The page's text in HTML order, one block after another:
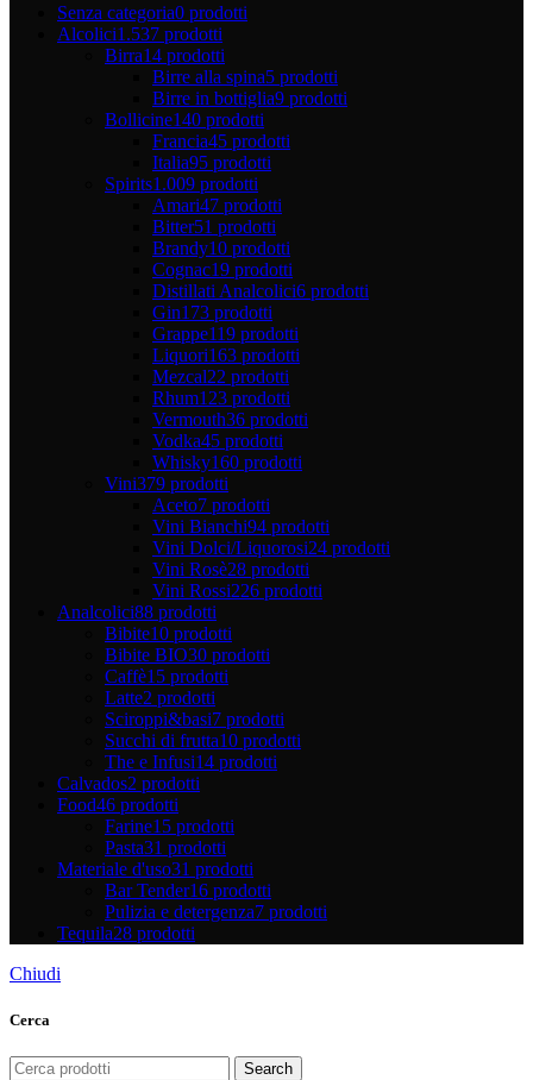
Senza categoria0 prodotti
Alcolici1.537 prodotti
Birra14 prodotti
Birre alla spina5 prodotti
Birre in bottiglia9 prodotti
Bollicine140 prodotti
Francia45 prodotti
Italia95 prodotti
Spirits1.009 prodotti
Amari47 prodotti
Bitter51 prodotti
Brandy10 prodotti
Cognac19 prodotti
Distillati Analcolici6 prodotti
Gin173 prodotti
Grappe119 prodotti
Liquori163 prodotti
Mezcal22 prodotti
Rhum123 prodotti
Vermouth36 prodotti
Vodka45 prodotti
Whisky160 prodotti
Vini379 prodotti
Aceto7 prodotti
Vini Bianchi94 prodotti
Vini Dolci/Liquorosi24 prodotti
Vini Rosè28 prodotti
Vini Rossi226 prodotti
Analcolici88 prodotti
Bibite10 prodotti
Bibite BIO30 prodotti
Caffè15 prodotti
Latte2 prodotti
Sciroppi&basi7 prodotti
Succhi di frutta10 prodotti
The e Infusi14 prodotti
Calvados2 prodotti
Food46 prodotti
Farine15 prodotti
Pasta31 prodotti
Materiale d'uso31 prodotti
Bar Tender16 prodotti
Pulizia e detergenza7 prodotti
Tequila28 prodotti
Chiudi
Cerca
Search